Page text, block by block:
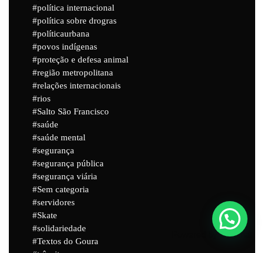
política internacional
política sobre drogras
políticaurbana
povos indígenas
proteção e defesa animal
região metropolitana
relações internacionais
rios
Salto São Francisco
saúde
saúde mental
segurança
segurança pública
segurança viária
Sem categoria
servidores
Skate
solidariedade
Textos do Goura
Powered byJoinchat